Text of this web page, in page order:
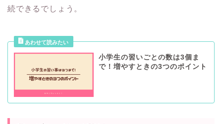
続できるでしょう。
小学生の習いごとの数は3個ま
で！増やすときの3つのポイント